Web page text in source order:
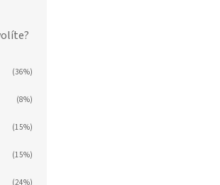
(36%)
(8%)
(15%)
(15%)
(24%)